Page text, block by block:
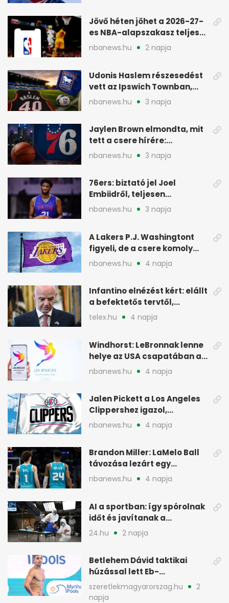
Jövő héten jöhet a 2026-27-
es NBA-alapszakasz teljes
menetrendje
nbanews.hu 2 napja
Udonis Haslem részesedést
vett az Ipswich Townban,
Premier League-szereplés
nbanews.hu 3 napja
Jaylen Brown elmondta, mit
tett a csere hírére:
elhajította a telefonját
nbanews.hu 3 napja
76ers: biztató jel Joel
Embiidről, teljesen
egészségesen készül
nbanews.hu 3 napja
A Lakers P.J. Washingtont
figyeli, de a csere komoly
akadályokba ütközhet
nbanews.hu 4 napja
Infantino elnézést kért: elállt
a befektetős tervtől,
maradhat FIFA-elnök
telex.hu 4 napja
Windhorst: LeBronnak lenne
helye az USA csapatában a
2028-as olimpián
nbanews.hu 4 napja
Jalen Pickett a Los Angeles
Clippershez igazol,
kétirányú szerződéssel
nbanews.hu 4 napja
Brandon Miller: LaMelo Ball
távozása lezárt egy
korszakot a Hornetsnél
nbanews.hu 4 napja
AI a sportban: így spórolnak
időt és javítanak a
teljesítményen
24.hu 2 napja
Betlehem Dávid taktikai
húzással lett Eb-
aranyérmes Párizsban
szeretlekmagyarorszag.hu
2
napja